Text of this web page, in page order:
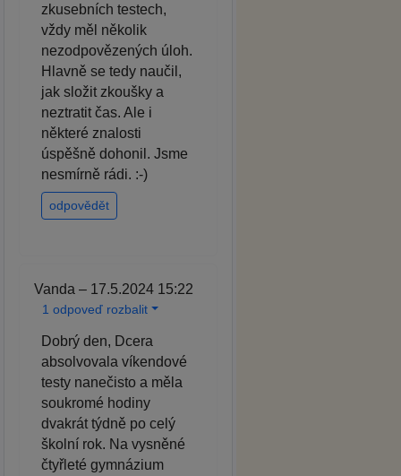
zkusebních testech,
vždy měl několik
nezodpovězených úloh.
Hlavně se tedy naučil,
jak složit zkoušky a
neztratit čas. Ale i
některé znalosti
úspěšně dohonil. Jsme
nesmírně rádi. :-)
odpovědět
Vanda – 17.5.2024 15:22
1 odpoveď rozbalit
Dobrý den, Dcera
absolvovala víkendové
testy nanečisto a měla
soukromé hodiny
dvakrát týdně po celý
školní rok. Na vysněné
čtyřleté gymnázium